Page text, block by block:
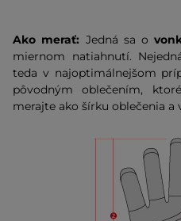
Ako merať: Jedná sa o
miernom natiahnutí.
teda v najoptimálnejšom
pôvodným oblečením,
merajte ako šírku oblečenia a